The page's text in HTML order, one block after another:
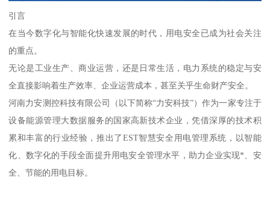
引言
在当今数字化与智能化快速发展的时代，用电安全已成为社会关注
的重点。
无论是工业生产、商业运营，还是日常生活，电力系统的稳定与安
全直接影响着生产效率、企业运营成本，甚至关乎生命财产安全。
河南力安测控科技有限公司（以下简称“力安科技”）作为一家专注于
设备能源管理大数据服务的国家高新技术企业，凭借深厚的技术积
累和丰富的行业经验，推出了EST智慧安全用电管理系统，以智能
化、数字化的手段全面提升用电安全管理水平，助力企业实现*、安
全、节能的用电目标。